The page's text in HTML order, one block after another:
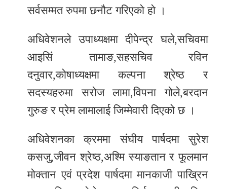
सर्वसम्मत रुपमा छनौट गरिएको हो ।
अधिवेशनले उपाध्यक्षमा दीपेन्द्र घले,सचिवमा
आइसिं तामाङ,सहसचिव रविन
दनुवार,कोषाध्यक्षमा कल्पना श्रेष्ठ र
सदस्यहरुमा सरोज लामा,विपना गोले,बरदान
गुरुङ र प्रेम लामालाई जिम्मेवारी दिएको छ ।
अधिवेशनका क्रममा संघीय पार्षदमा सुरेश
कसजु,जीवन श्रेष्ठ,अश्मि स्याङतान र फूलमान
मोक्तान एवं प्रदेश पार्षदमा मानकाजी पाख्रिन